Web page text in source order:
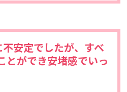
安定でしたが、すべ
とができ安堵感でいっ